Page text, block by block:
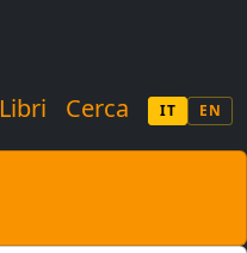
Libri Cerca IT EN